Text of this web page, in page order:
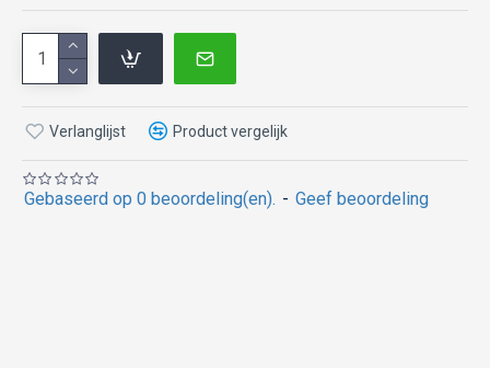
Gebaseerd op 0 beoordeling(en). - Geef beoordeling
Verlanglijst Product vergelijk